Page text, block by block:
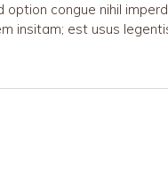
congue nihil
insitam; est usus